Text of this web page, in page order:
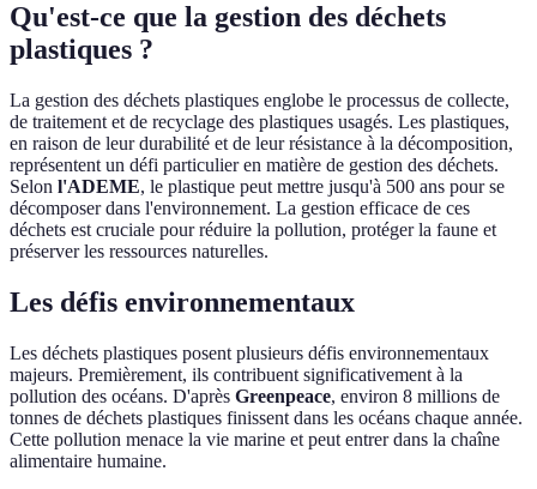
Qu'est-ce que la gestion des déchets
plastiques ?
La gestion des déchets plastiques englobe le processus de collecte,
de traitement et de recyclage des plastiques usagés. Les plastiques,
en raison de leur durabilité et de leur résistance à la décomposition,
représentent un défi particulier en matière de gestion des déchets.
Selon l'ADEME, le plastique peut mettre jusqu'à 500 ans pour se
décomposer dans l'environnement. La gestion efficace de ces
déchets est cruciale pour réduire la pollution, protéger la faune et
préserver les ressources naturelles.
Les défis environnementaux
Les déchets plastiques posent plusieurs défis environnementaux
majeurs. Premièrement, ils contribuent significativement à la
pollution des océans. D'après Greenpeace, environ 8 millions de
tonnes de déchets plastiques finissent dans les océans chaque année.
Cette pollution menace la vie marine et peut entrer dans la chaîne
alimentaire humaine.